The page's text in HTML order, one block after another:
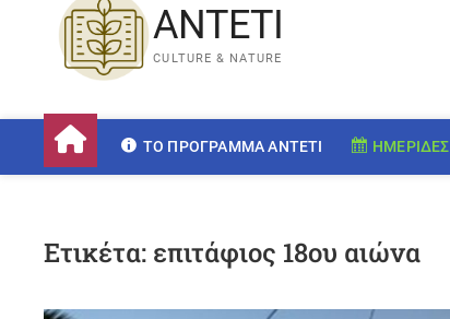
ANTETI
CULTURE & NATURE
ΤΟ ΠΡΌΓΡΑΜΜΑ ANTETI ΗΜΕΡΊΔΕΣ
Ετικέτα: επιτάφιος 18ου αιώνα